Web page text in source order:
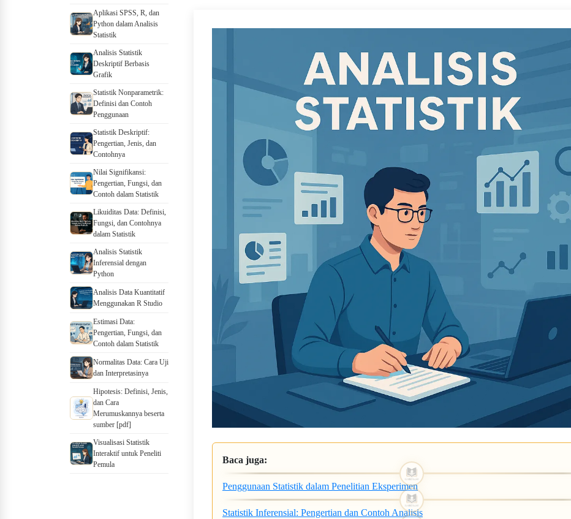
Aplikasi SPSS, R, dan
Python dalam Analisis
Statistik
Analisis Statistik
Deskriptif Berbasis
Grafik
Statistik Nonparametrik:
Definisi dan Contoh
Penggunaan
Statistik Deskriptif:
Pengertian, Jenis, dan
Contohnya
Nilai Signifikansi:
Pengertian, Fungsi, dan
Contoh dalam Statistik
Likuiditas Data: Definisi,
Fungsi, dan Contohnya
dalam Statistik
Analisis Statistik
Inferensial dengan
Python
Analisis Data Kuantitatif
Menggunakan R Studio
Estimasi Data:
Pengertian, Fungsi, dan
Contoh dalam Statistik
Normalitas Data: Cara Uji
dan Interpretasinya
Hipotesis: Definisi, Jenis,
dan Cara
Merumuskannya beserta
sumber [pdf]
Visualisasi Statistik
Interaktif untuk Peneliti
Pemula
Baca juga:
Penggunaan Statistik dalam Penelitian Eksperimen
Statistik Inferensial: Pengertian dan Contoh Analisis